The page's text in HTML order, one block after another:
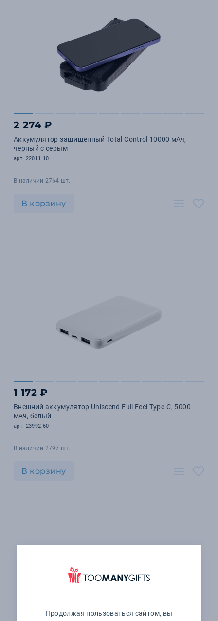
2 274 ₽
Аккумулятор защищенный Total Control 10000 мАч,
черный с серым
арт. 22011.10
В наличии 2764 шт.
В корзину
1 172 ₽
Внешний аккумулятор Uniscend Full Feel Type-C, 5000
мАч, белый
арт. 23992.60
В наличии 2797 шт.
В корзину
Продолжая пользоваться сайтом, вы